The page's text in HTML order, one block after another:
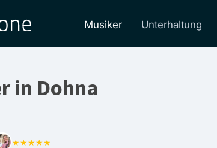
Musiker Unterhaltung
in Dohna
★★★★★